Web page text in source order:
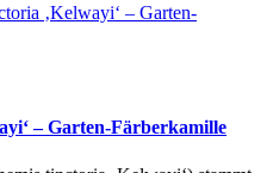
– Garten-Färberkamille